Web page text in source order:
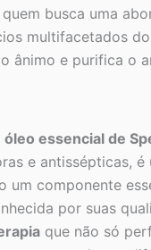
Bem-
Estar
quantidade
busca uma
multifacetados
ânimo e purifica o
óleo essencial de
e antissépticas,
componente
por suas
que não só